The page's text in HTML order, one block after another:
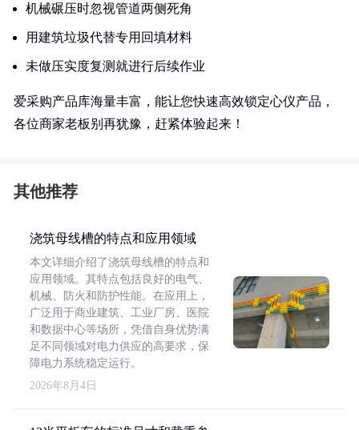
机械碾压时忽视管道两侧死角
用建筑垃圾代替专用回填材料
未做压实度复测就进行后续作业
爱采购产品库海量丰富，能让您快速高效锁定心仪产品，
各位商家老板别再犹豫，赶紧体验起来！
其他推荐
浇筑母线槽的特点和应用领域
本文详细介绍了浇筑母线槽的特点和
应用领域。其特点包括良好的电气、
机械、防火和防护性能。在应用上，
广泛用于商业建筑、工业厂房、医院
和数据中心等场所，凭借自身优势满
足不同领域对电力供应的高要求，保
障电力系统稳定运行。
2026年8月4日